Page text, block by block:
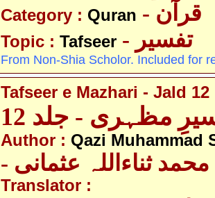
Category : Quran - قرآن
Topic : Tafseer - تفسیر
From Non-Shia Scholor. Included for
Tafseer e Mazhari - Jald 12
مظہری - جلد 12
Author : Qazi Muhammad
ثناءاللہ عثمانی
Translator :